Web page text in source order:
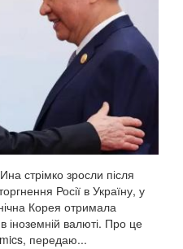
стрімко зросли після
Росії в Україну, у
Корея отримала
іноземній валюті. Про це
передаю...